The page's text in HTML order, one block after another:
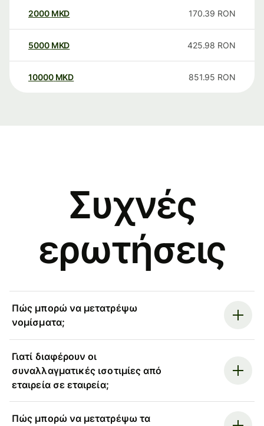
2000 MKD 170.39 RON
5000 MKD 425.98 RON
10000 MKD 851.95 RON
Συχνές
ερωτήσεις
Πώς μπορώ να μετατρέψω
νομίσματα;
Γιατί διαφέρουν οι
συναλλαγματικές ισοτιμίες από
εταιρεία σε εταιρεία;
Πώς μπορώ να μετατρέψω τα